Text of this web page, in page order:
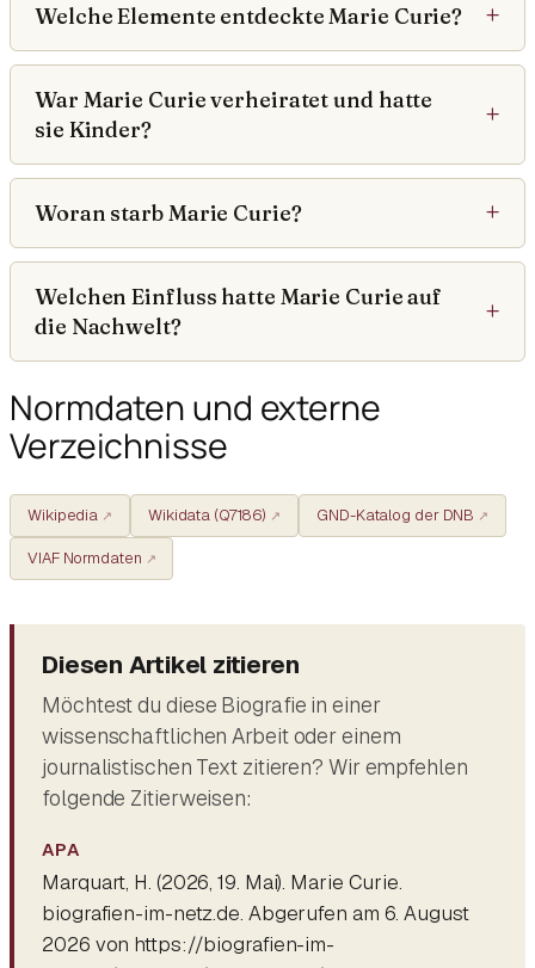
Welche Elemente entdeckte Marie Curie?
War Marie Curie verheiratet und hatte
sie Kinder?
Woran starb Marie Curie?
Welchen Einfluss hatte Marie Curie auf
die Nachwelt?
Normdaten und externe
Verzeichnisse
Wikipedia Wikidata (Q7186) GND-Katalog der DNB
VIAF Normdaten
Diesen Artikel zitieren
Möchtest du diese Biografie in einer
wissenschaftlichen Arbeit oder einem
journalistischen Text zitieren? Wir empfehlen
folgende Zitierweisen:
APA
Marquart, H. (2026, 19. Mai). Marie Curie.
biografien-im-netz.de. Abgerufen am 6. August
2026 von https://biografien-im-